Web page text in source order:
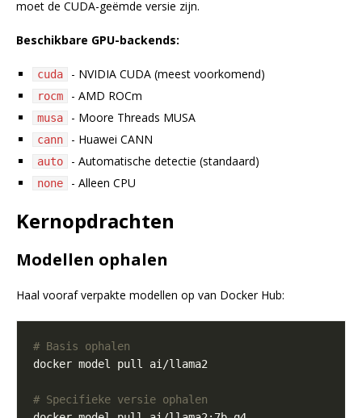
moet de CUDA-geëmde versie zijn.
Beschikbare GPU-backends:
cuda - NVIDIA CUDA (meest voorkomend)
rocm - AMD ROCm
musa - Moore Threads MUSA
cann - Huawei CANN
auto - Automatische detectie (standaard)
none - Alleen CPU
Kernopdrachten
Modellen ophalen
Haal vooraf verpakte modellen op van Docker Hub:
# Basis ophalen
# Specifieke versie ophalen